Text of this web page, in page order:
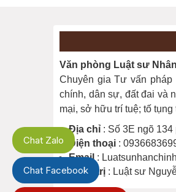
Văn phòng Luật sư
Chuyên gia Tư vấn pháp
chính, dân sự, đất đai và
mại, sở hữu trí tuệ; tố
Địa chỉ : Số 3E ngõ
Điện thoại :
Email :
Quản trị : Luật sư
Chat Zalo
Chat Facebook